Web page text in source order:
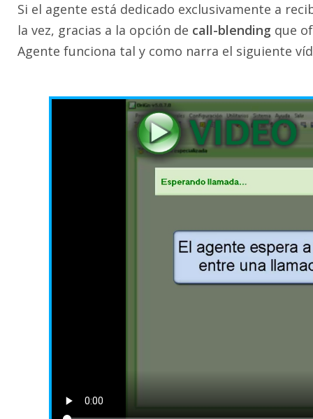
Si el agente está dedicado exclusivamente a
la vez, gracias a la opción de call-blending que
Agente funciona tal y como narra el siguiente